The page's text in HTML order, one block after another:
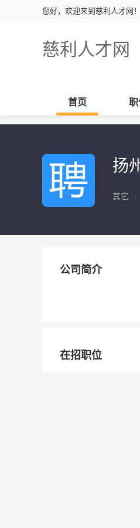
您好，欢迎来到慈利人才网！
慈利人才网
首页 职
扬
其它
公司简介
在招职位